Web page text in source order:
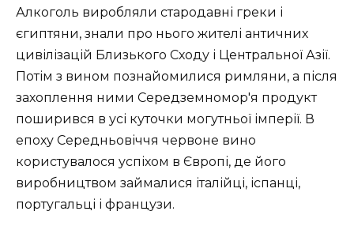
Алкоголь виробляли стародавні греки і
єгиптяни, знали про нього жителі античних
цивілізацій Близького Сходу і Центральної Азії.
Потім з вином познайомилися римляни, а після
захоплення ними Середземномор'я продукт
поширився в усі куточки могутньої імперії. В
епоху Середньовіччя червоне вино
користувалося успіхом в Європі, де його
виробництвом займалися італійці, іспанці,
португальці і французи.